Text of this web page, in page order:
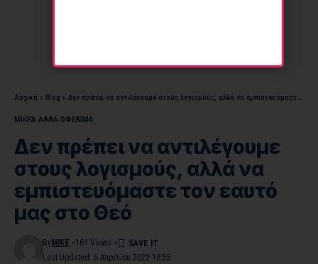
Αρχική » Blog » Δεν πρέπει να αντιλέγουμε στους λογισμούς, αλλά να εμπιστευόμαστε τον εαυτό μας στο Θεό
ΜΙΚΡΑ ΑΛΛΑ ΩΦΕΛΙΜΑ
Δεν πρέπει να αντιλέγουμε
στους λογισμούς, αλλά να
εμπιστευόμαστε τον εαυτό
μας στο Θεό
Last Updated: 6 Απριλίου 2022 18:55
By MIKE 161 Views